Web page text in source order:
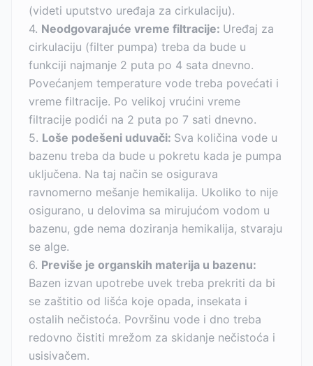
(videti uputstvo uređaja za cirkulaciju).
4. Neodgovarajuće vreme filtracije: Uređaj za
cirkulaciju (filter pumpa) treba da bude u
funkciji najmanje 2 puta po 4 sata dnevno.
Povećanjem temperature vode treba povećati i
vreme filtracije. Po velikoj vrućini vreme
filtracije podići na 2 puta po 7 sati dnevno.
5. Loše podešeni uduvači: Sva količina vode u
bazenu treba da bude u pokretu kada je pumpa
uključena. Na taj način se osigurava
ravnomerno mešanje hemikalija. Ukoliko to nije
osigurano, u delovima sa mirujućom vodom u
bazenu, gde nema doziranja hemikalija, stvaraju
se alge.
6. Previše je organskih materija u bazenu:
Bazen izvan upotrebe uvek treba prekriti da bi
se zaštitio od lišća koje opada, insekata i
ostalih nečistoća. Površinu vode i dno treba
redovno čistiti mrežom za skidanje nečistoća i
usisivačem.